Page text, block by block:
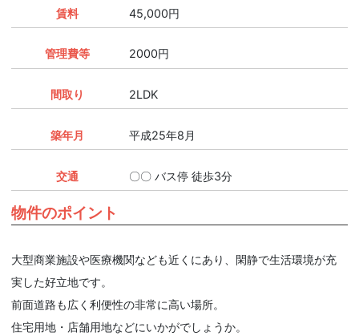
賃料 45,000円
管理費等 2000円
間取り 2LDK
築年月 平成25年8月
交通 〇〇 バス停 徒歩3分
物件のポイント
大型商業施設や医療機関なども近くにあり、閑静で生活環境が充
実した好立地です。
前面道路も広く利便性の非常に高い場所。
住宅用地・店舗用地などにいかがでしょうか。